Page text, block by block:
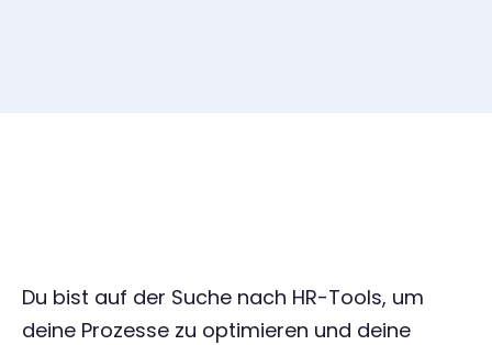
Du bist auf der Suche nach HR-Tools, um
deine Prozesse zu optimieren und deine